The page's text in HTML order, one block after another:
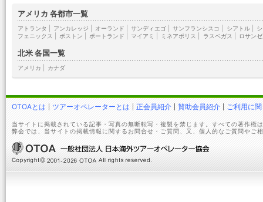
アメリカ 各都市一覧
アトランタ アンカレッジ オーランド サンディエゴ サンフランシスコ シアトル|
フェニックス
ボストン ポートランド マイアミ ミネアポリス ラスベガス ロサン
北米 各国一覧
アメリカ カナダ
OTOAとは ツアーオペレーターとは 正会員紹介 賛助会員紹介 ご利用に
当サイトに掲載されている記事・写真の無断転写・複製を禁じます。すべての著作権
弊会では、当サイトの掲載情報に関するお問合せ・ご質問、又、個人的なご質問やご